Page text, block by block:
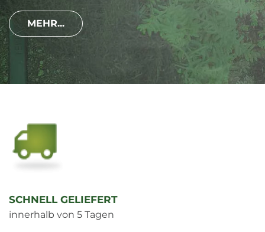
MEHR...
SCHNELL GELIEFERT
innerhalb von 5 Tagen